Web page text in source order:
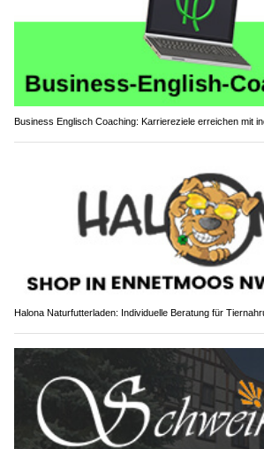
Business Englisch Coaching: Karriereziele erreichen mit
Halona Naturfutterladen: Individuelle Beratung für